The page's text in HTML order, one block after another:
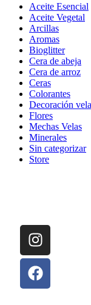
Aceite Esencial
Aceite Vegetal
Arcillas
Aromas
Bioglitter
Cera de abeja
Cera de arroz
Ceras
Colorantes
Decoración
Flores
Mechas Velas
Minerales
Sin categorizar
Store